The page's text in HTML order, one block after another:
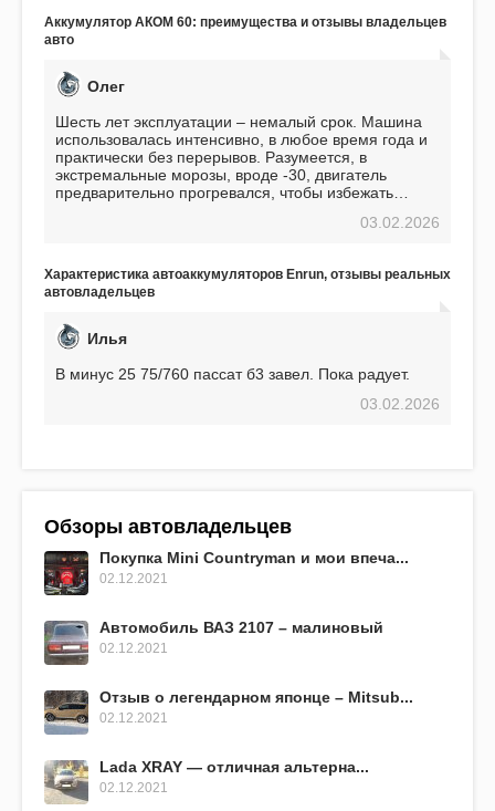
Аккумулятор АКОМ 60: преимущества и отзывы владельцев
авто
Олег
Шесть лет эксплуатации – немалый срок. Машина
использовалась интенсивно, в любое время года и
практически без перерывов. Разумеется, в
экстремальные морозы, вроде -30, двигатель
предварительно прогревался, чтобы избежать
использования не было ни единой поломки,
EFB 75. Судя по характеристикам, он даже
превосходит предыдущую модель.
03.02.2026
Характеристика автоаккумуляторов Enrun, отзывы реальных
автовладельцев
Илья
В минус 25 75/760 пассат б3 завел. Пока радует.
03.02.2026
Обзоры автовладельцев
Покупка Mini Countryman и мои впеча...
02.12.2021
Автомобиль ВАЗ 2107 – малиновый
02.12.2021
Отзыв о легендарном японце – Mitsub...
02.12.2021
Lada XRAY — отличная альтерна...
02.12.2021